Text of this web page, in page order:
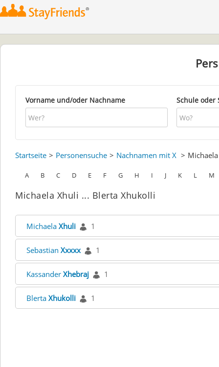
Vorname und/oder Nachname Schule oder
Startseite Personensuche Nachnamen mit X
A B C D E F G H I J K L M
Michaela Xhuli ... Blerta Xhukolli
Michaela Xhuli 1
Sebastian Xxxxx 1
Kassander Xhebraj 1
Blerta Xhukolli 1